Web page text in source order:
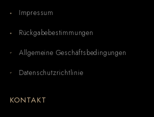
Impressum
Rückgabebestimmungen
Allgemeine Geschäftsbedingungen
Datenschutzrichtlinie
KONTAKT